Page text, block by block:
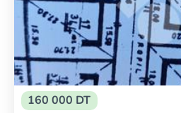
160 000 DT